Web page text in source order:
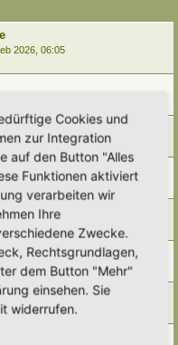
2026, 06:05
2024, 17:57
2023, 12:36
2023, 10:38
filtern
2023, 11:05
Cookies und
zur Integration
auf den Button "Alles
Funktionen aktiviert
verarbeiten wir
Ihre
Zwecke.
Rechtsgrundlagen,
dem Button "Mehr"
einsehen. Sie
widerrufen.